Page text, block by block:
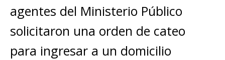
agentes del Ministerio Público
solicitaron una orden de cateo
para ingresar a un domicilio